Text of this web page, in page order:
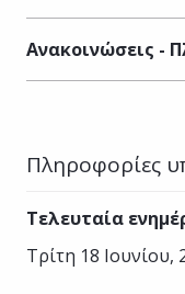
Ανακοινώσεις -
Πληροφορίες
Τελευταία
Τρίτη 18 Ιουνίου,